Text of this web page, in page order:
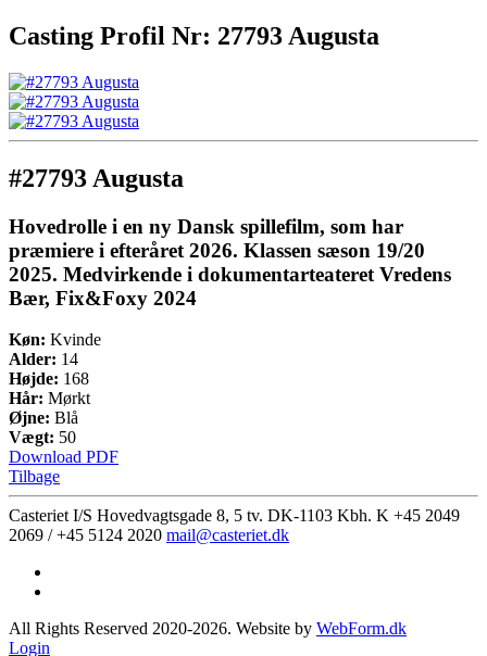
Casting Profil Nr: 27793 Augusta
#27793 Augusta
Hovedrolle i en ny Dansk spillefilm, som har
præmiere i efteråret 2026. Klassen sæson 19/20
2025. Medvirkende i dokumentarteateret Vredens
Bær, Fix&Foxy 2024
Køn: Kvinde
Alder: 14
Højde: 168
Hår: Mørkt
Øjne: Blå
Vægt: 50
Download PDF
Tilbage
Casteriet I/S Hovedvagtsgade 8, 5 tv. DK-1103 Kbh. K +45 2049
2069 / +45 5124 2020 mail@casteriet.dk
All Rights Reserved 2020-2026. Website by WebForm.dk
Login